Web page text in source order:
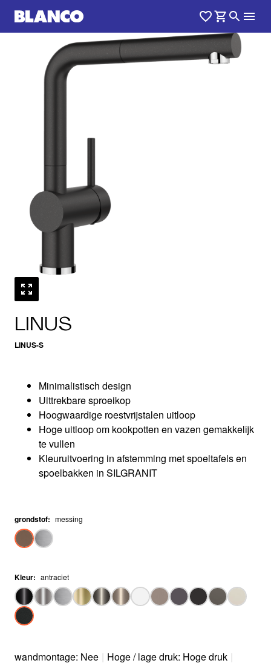
LINUS
LINUS-S
Minimalistisch design
Uittrekbare sproeikop
Hoogwaardige roestvrijstalen uitloop
Hoge uitloop om kookpotten en vazen gemakkelijk
te vullen
Kleuruitvoering in afstemming met spoeltafels en
spoelbakken in SILGRANIT
grondstof: messing
Kleur: antraciet
wandmontage: Nee | Hoge / lage druk: Hoge druk |